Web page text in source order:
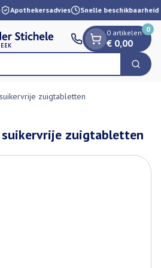
Apothekersadvies Snelle beschikbaarheid
Zoek
0 artikelen
€ 0,00
0
zuigtabletten
suikervrije zuigtabletten